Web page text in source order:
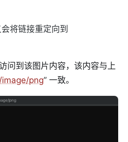
将链接重定向到
问到该图片内容，该内容与上
png” 一致。